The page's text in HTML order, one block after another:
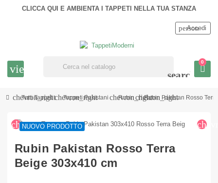
CLICCA QUI E AMBIENTA I TAPPETI NELLA TUA STANZA
view_headline search
person
Accedi
0
chevron_right
Tutti Tappeti chevron_right
Tappeti Pakistani chevron_right
Rubin chevron_right
Rubin Pakistan Rosso
chevron_left
NUOVO PRODOTTO
Rubin Pakistan Rosso Terra
Beige 303x410 cm